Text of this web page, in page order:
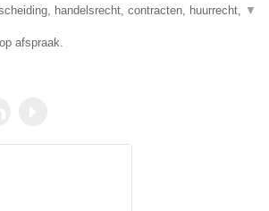
handelsrecht, contracten, huurrecht, ▼
afspraak.